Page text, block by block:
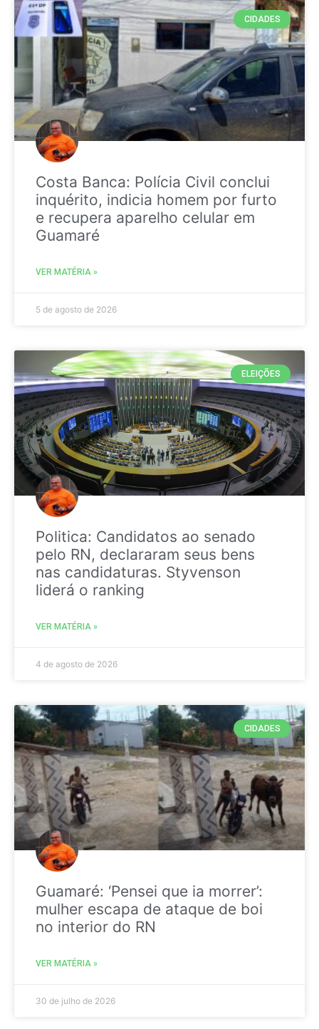
CIDADES
Costa Banca: Polícia Civil conclui
inquérito, indicia homem por furto
e recupera aparelho celular em
Guamaré
VER MATÉRIA »
5 de agosto de 2026
ELEIÇÕES
Politica: Candidatos ao senado
pelo RN, declararam seus bens
nas candidaturas. Styvenson
liderá o ranking
VER MATÉRIA »
4 de agosto de 2026
CIDADES
Guamaré: ‘Pensei que ia morrer’:
mulher escapa de ataque de boi
no interior do RN
VER MATÉRIA »
30 de julho de 2026